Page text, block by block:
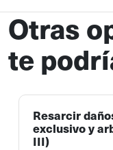
Otras
te
Resarcir
exclusivo y
III)